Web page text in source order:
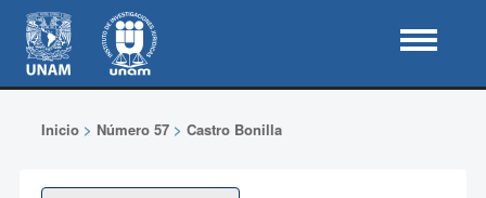
Inicio> Número 57> Castro Bonilla